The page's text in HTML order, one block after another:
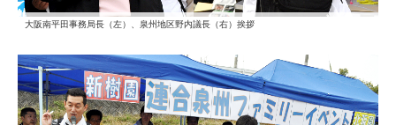
大阪南平田事務局長（左）、泉州地区野内議長（右）挨拶